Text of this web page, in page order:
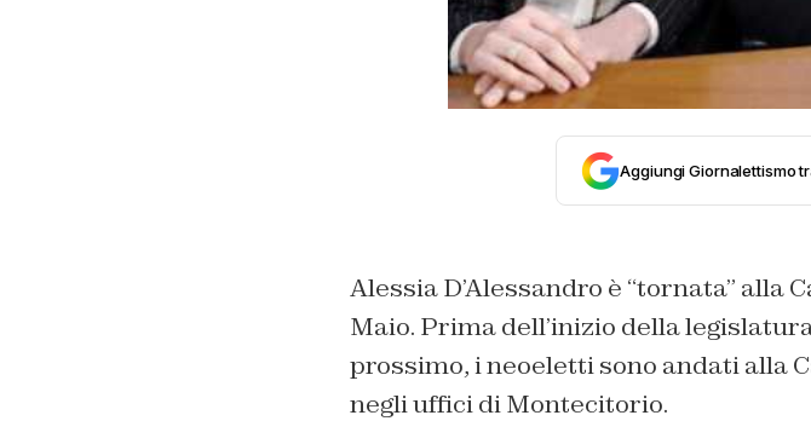
Aggiungi Giornalettismo
Alessia D’Alessandro è “tornata” alla
Maio. Prima dell’inizio della
prossimo, i neoeletti sono andati alla
negli uffici di Montecitorio.